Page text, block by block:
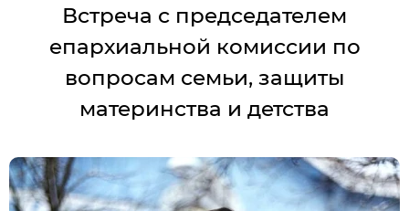
Встреча с председателем
епархиальной комиссии по
вопросам семьи, защиты
материнства и детства